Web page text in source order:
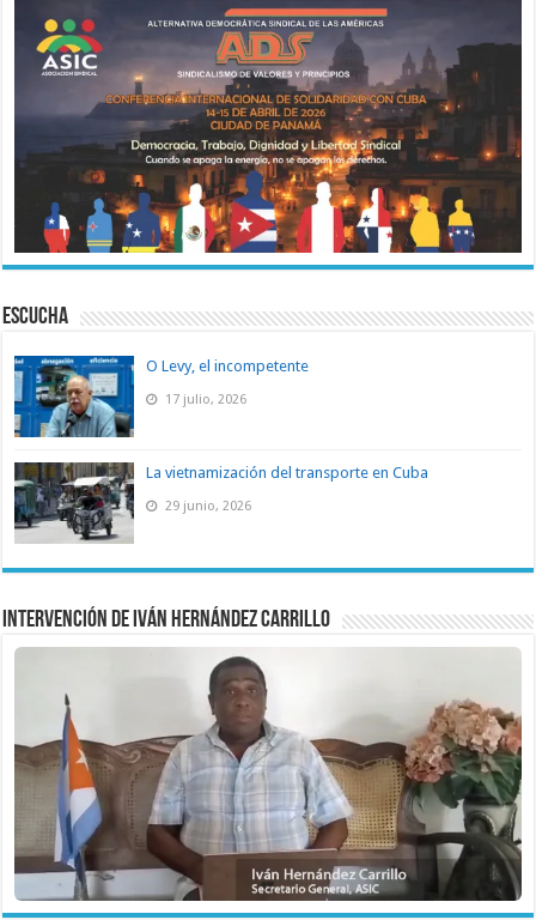
ESCUCHA
O Levy, el incompetente
17 julio, 2026
La vietnamización del transporte en Cuba
29 junio, 2026
Intervención de Iván Hernández Carrillo